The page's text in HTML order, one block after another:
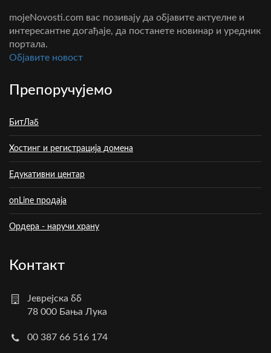
mojeNovosti.com вас позивају да објавите актуелне и
интересантне догађаје, да постанете новинар и уредник
портала.
Oбјавите новост
Препоручујемо
БитЛаб
Хостинг и регистрација домена
Едукативни центар
onLine продаја
Ордера - наручи храну
Контакт
Јеврејска бб
78 000 Бања Лука
00 387 66 516 174